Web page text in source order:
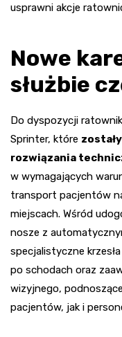
usprawni akcje
Nowe
służbie
Do dyspozycji
Sprinter, które
rozwiązania
w wymagających
transport pacjentów
miejscach. Wśród
nosze z
specjalistyczne
po schodach oraz
wizyjnego,
pacjentów, jak i